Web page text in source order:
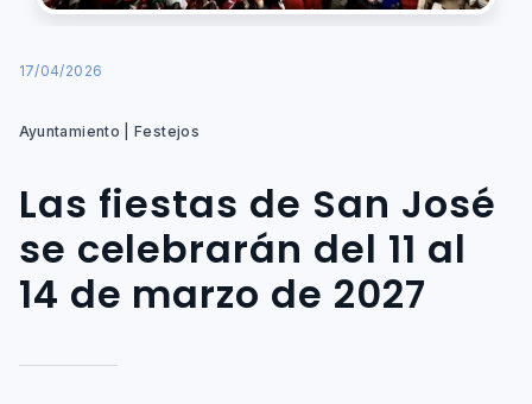
17/04/2026
Ayuntamiento | Festejos
Las fiestas de San José
se celebrarán del 11 al
14 de marzo de 2027